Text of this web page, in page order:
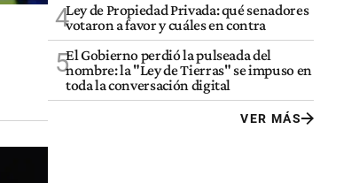
4Ley de Propiedad Privada: qué senadores
votaron a favor y cuáles en contra
5El Gobierno perdió la pulseada del
nombre: la "Ley de Tierras" se impuso en
toda la conversación digital
VER MÁS